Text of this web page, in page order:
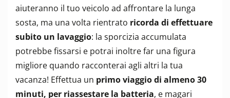
aiuteranno il tuo veicolo ad affrontare la lunga
sosta, ma una volta rientrato ricorda di effettuare
subito un lavaggio: la sporcizia accumulata
potrebbe fissarsi e potrai inoltre far una figura
migliore quando racconterai agli altri la tua
vacanza! Effettua un primo viaggio di almeno 30
minuti, per riassestare la batteria, e magari